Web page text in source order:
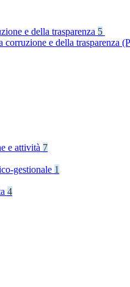
e della trasparenza 5
corruzione e della trasparenza
e attività 7
gestionale 1
4